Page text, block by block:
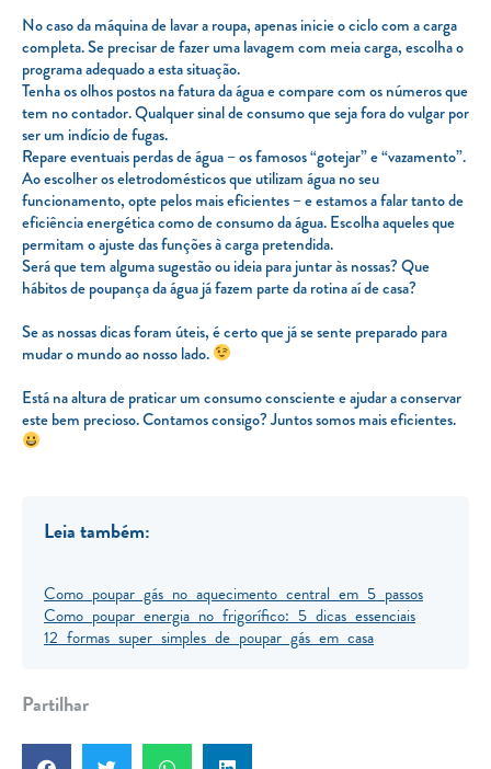
No caso da máquina de lavar a roupa, apenas inicie o ciclo com a carga
completa. Se precisar de fazer uma lavagem com meia carga, escolha o
programa adequado a esta situação.
Tenha os olhos postos na fatura da água e compare com os números que
tem no contador. Qualquer sinal de consumo que seja fora do vulgar por
ser um indício de fugas.
Repare eventuais perdas de água – os famosos “gotejar” e “vazamento”.
Ao escolher os eletrodomésticos que utilizam água no seu
funcionamento, opte pelos mais eficientes – e estamos a falar tanto de
eficiência energética como de consumo da água. Escolha aqueles que
permitam o ajuste das funções à carga pretendida.
Será que tem alguma sugestão ou ideia para juntar às nossas? Que
hábitos de poupança da água já fazem parte da rotina aí de casa?
Se as nossas dicas foram úteis, é certo que já se sente preparado para
mudar o mundo ao nosso lado.
Está na altura de praticar um consumo consciente e ajudar a conservar
este bem precioso. Contamos consigo? Juntos somos mais eficientes.
Leia também:
Como poupar gás no aquecimento central em 5 passos
Como poupar energia no frigorífico: 5 dicas essenciais
12 formas super simples de poupar gás em casa
Partilhar